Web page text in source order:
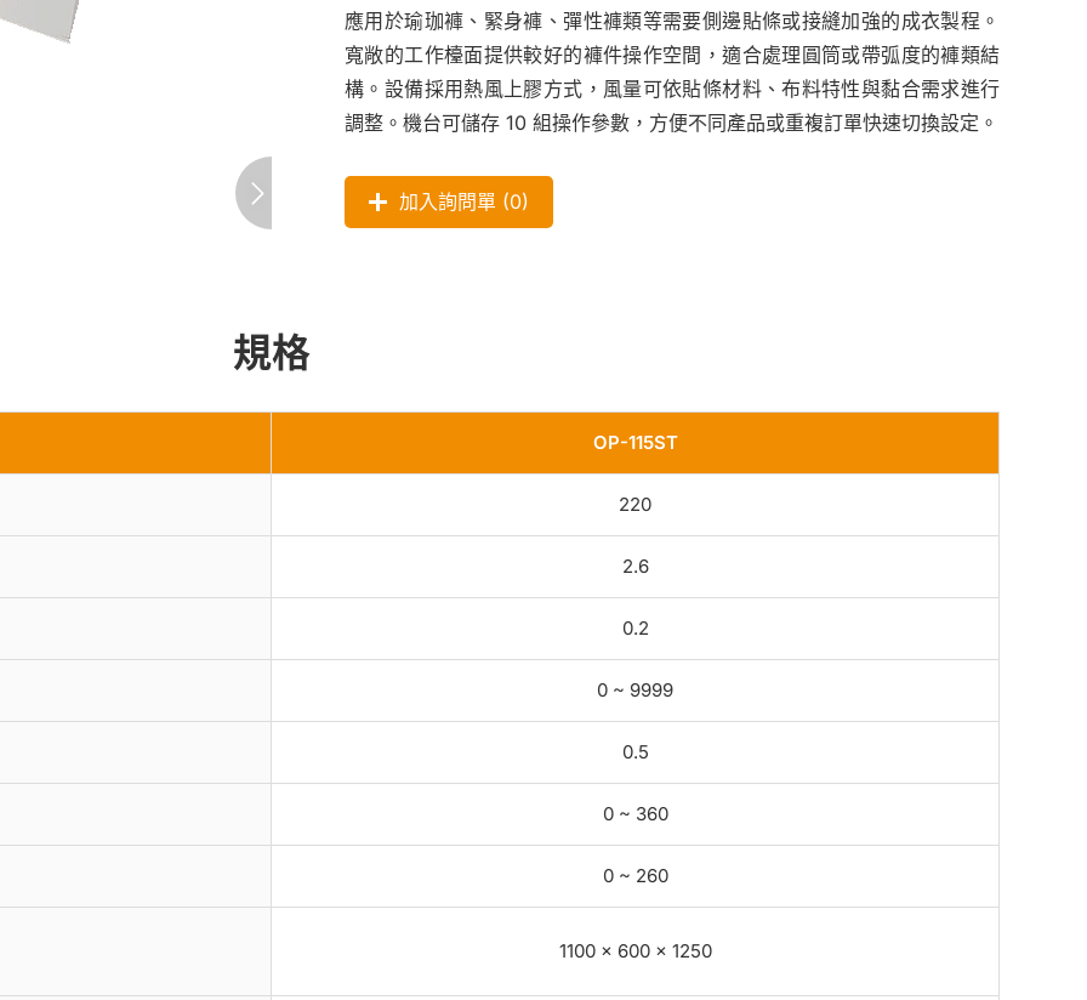
應用於瑜珈褲、緊身褲、彈性褲類等需要側邊貼條或接縫加強的成衣製程。
寬敞的工作檯面提供較好的褲件操作空間，適合處理圓筒或帶弧度的褲類結
構。設備採用熱風上膠方式，風量可依貼條材料、布料特性與黏合需求進行
調整。機台可儲存 10 組操作參數，方便不同產品或重複訂單快速切換設定。
加入詢問單 (0)
規格
OP-115ST
220
2.6
0.2
0 ~ 9999
0.5
0 ~ 360
0 ~ 260
1100 × 600 × 1250